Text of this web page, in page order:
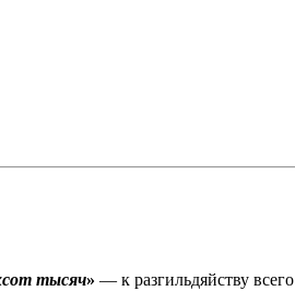
тысяч» — к разгильдяйству всего